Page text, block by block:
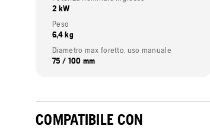
2 kW
Peso
6,4 kg
Diametro max foretto, uso manuale
75 / 100 mm
COMPATIBILE CON